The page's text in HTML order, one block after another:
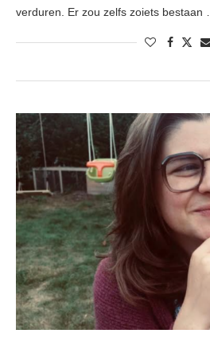
verduren. Er zou zelfs zoiets bestaan